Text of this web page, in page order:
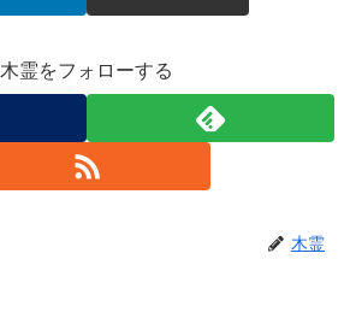
木霊をフォローする
木霊